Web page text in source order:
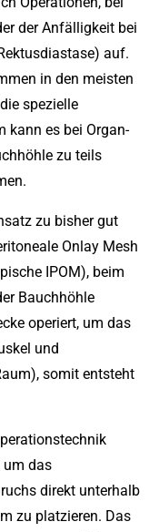
der Anfälligkeit bei
auf.
in den meisten
spezielle
kann es bei Organ-
zu teils
zu bisher gut
Onlay Mesh
IPOM), beim
Bauchhöhle
operiert, um das
und
somit entsteht
um das
direkt unterhalb
zu platzieren. Das